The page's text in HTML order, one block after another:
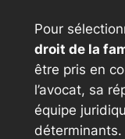
Pour
droit de la
être pris en
l’avocat, sa
équipe